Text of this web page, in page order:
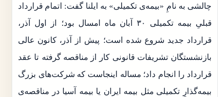
چالشی به نامِ «بیمه‌ی تکمیلی» به ایلنا گفت: اتمام قرارداد
قبلیِ بیمه تکمیلی ۳۰ آبان ماه امسال بود؛ از اول آذر،
قرارداد جدید شروع شده است؛ پیش از آذر، کانون عالی
بازنشستگان تشریفات قانونی کار از مناقصه گرفته تا عقد
قرارداد را انجام داد؛ مساله اینجاست که شرکت‌های بزرگ
بیمه‌گذارِ تکمیلی مثل بیمه ایران یا بیمه آسیا در مناقصه‌ی